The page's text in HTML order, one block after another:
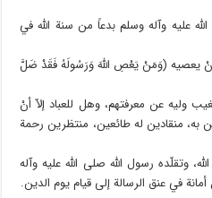
عليه وآله وسلم بدعاً من سنة الله في
أنْ يعصيه (وَمَنْ يَعْصِ اللَّهَ وَرَسُولَهُ فَقَدْ ضَلَّ
وليه عن معرفتهم، وهل للعباد إلاّ أنْ
به، منقادين له طائعين، منتظرين رحمة
وتقلّده رسول الله صلى الله عليه وآله
في عنق الرسالة إلى قيام يوم الدين.